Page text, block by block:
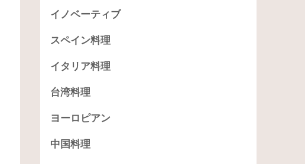
イノベーティブ
スペイン料理
イタリア料理
台湾料理
ヨーロピアン
中国料理